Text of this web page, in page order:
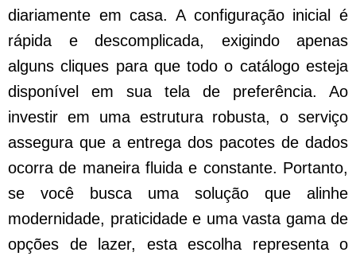
diariamente em casa. A configuração inicial é
rápida e descomplicada, exigindo apenas
alguns cliques para que todo o catálogo esteja
disponível em sua tela de preferência. Ao
investir em uma estrutura robusta, o serviço
assegura que a entrega dos pacotes de dados
ocorra de maneira fluida e constante. Portanto,
se você busca uma solução que alinhe
modernidade, praticidade e uma vasta gama de
opções de lazer, esta escolha representa o